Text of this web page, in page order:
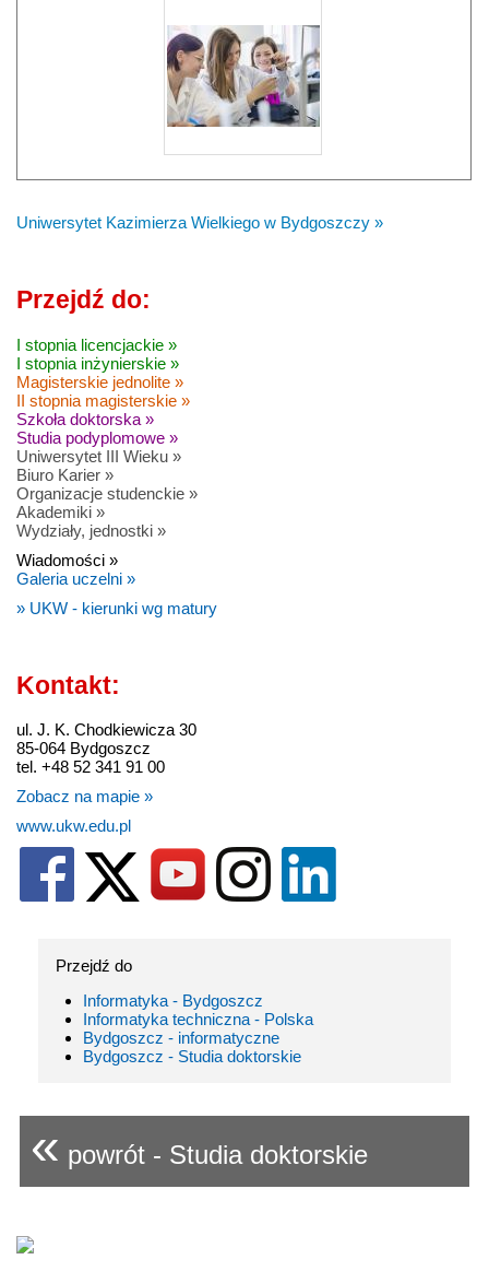
Uniwersytet Kazimierza Wielkiego w Bydgoszczy »
Przejdź do:
I stopnia licencjackie »
I stopnia inżynierskie »
Magisterskie jednolite »
II stopnia magisterskie »
Szkoła doktorska »
Studia podyplomowe »
Uniwersytet III Wieku »
Biuro Karier »
Organizacje studenckie »
Akademiki »
Wydziały, jednostki »
Wiadomości »
Galeria uczelni »
» UKW - kierunki wg matury
Kontakt:
ul. J. K. Chodkiewicza 30
85-064 Bydgoszcz
tel. +48 52 341 91 00
Zobacz na mapie »
www.ukw.edu.pl
Przejdź do
Informatyka - Bydgoszcz
Informatyka techniczna - Polska
Bydgoszcz - informatyczne
Bydgoszcz - Studia doktorskie
« powrót - Studia doktorskie